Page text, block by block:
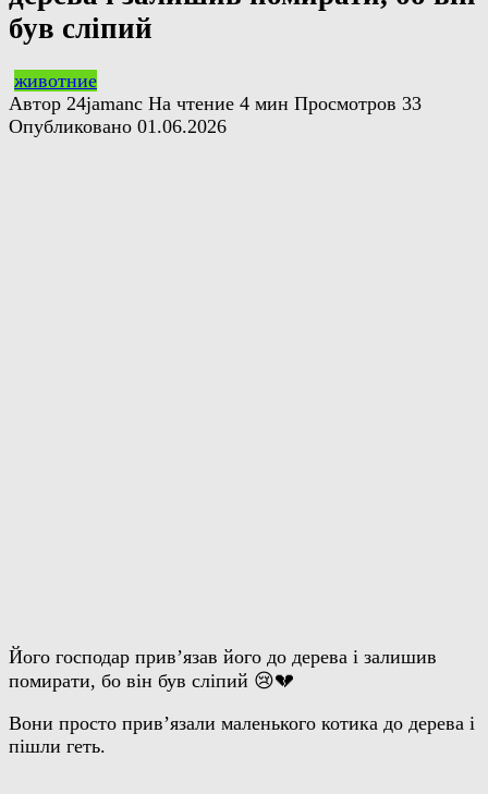
був сліпий
животние
Автор 24jamanc На чтение 4 мин Просмотров 33
Опубликовано 01.06.2026
Його господар прив’язав його до дерева і залишив
помирати, бо він був сліпий 😢💔
Вони просто прив’язали маленького котика до дерева і
пішли геть.